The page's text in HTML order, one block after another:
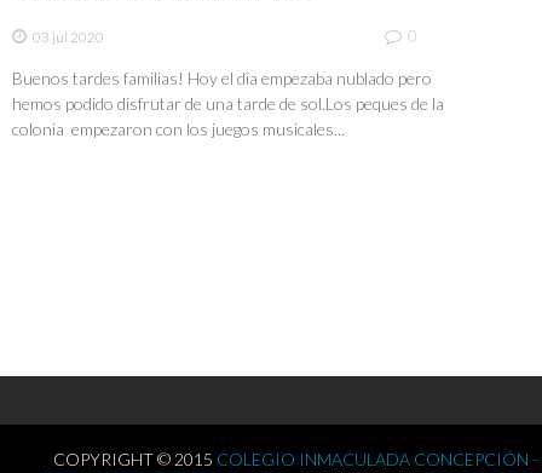
03 jul 2020 0
Buenos tardes familias! Hoy el día empezaba nublado pero
hemos podido disfrutar de una tarde de sol.Los peques de la
colonia empezaron con los juegos musicales...
COPYRIGHT © 2015 COLEGIO INMACULADA CONCEPCIÓN -